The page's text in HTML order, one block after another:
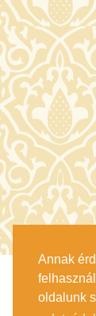
Annak
oldalunk